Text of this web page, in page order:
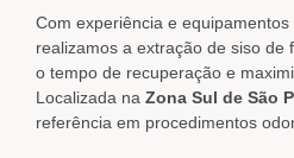
Com experiência e
realizamos a extração de siso de
o tempo de recuperação e
Localizada na Zona Sul de São
referência em procedimentos